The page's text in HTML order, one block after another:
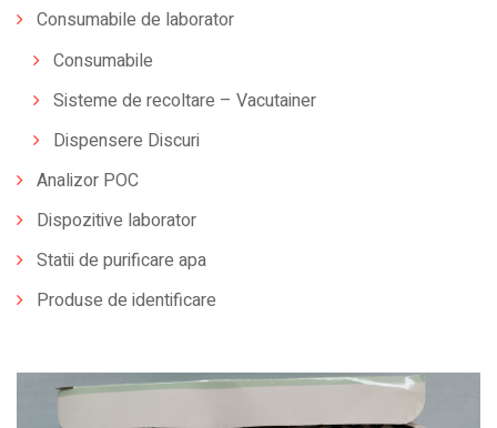
Consumabile de laborator
Consumabile
Sisteme de recoltare – Vacutainer
Dispensere Discuri
Analizor POC
Dispozitive laborator
Statii de purificare apa
Produse de identificare